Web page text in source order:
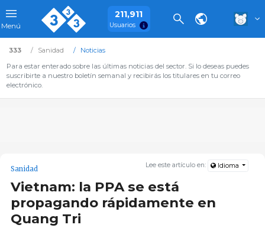
Menú
211,911
Usuarios
333 Sanidad
Noticias
Para estar enterado sobre las últimas noticias del sector. Si lo deseas puedes
suscribirte a nuestro boletín semanal y recibirás los titulares en tu correo
electrónico.
Lee este artículo en: Idioma
Sanidad
Vietnam: la PPA se está
propagando rápidamente en
Quang Tri